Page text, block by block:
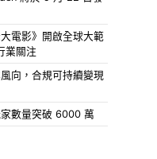
電影》開啟全球大範
業關注
向，合規可持續變現
家數量突破 6000 萬